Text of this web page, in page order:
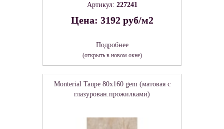
Артикул: 227241
Цена: 3192 руб/м2
Подробнее
(открыть в новом окне)
Monterial Taupe 80х160 gem (матовая с
глазурован.прожилками)